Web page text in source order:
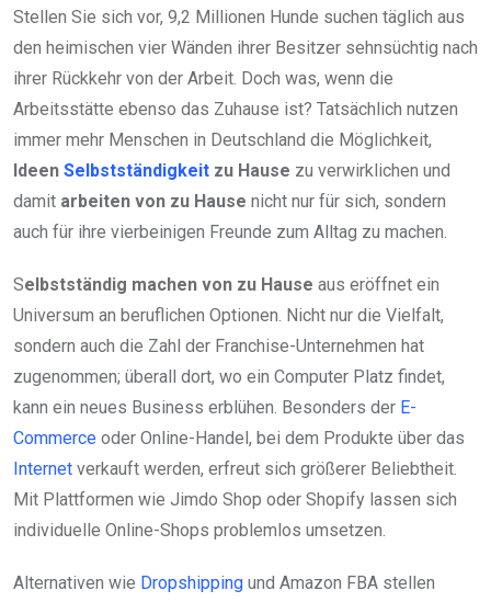
Stellen Sie sich vor, 9,2 Millionen Hunde suchen täglich aus
den heimischen vier Wänden ihrer Besitzer sehnsüchtig nach
ihrer Rückkehr von der Arbeit. Doch was, wenn die
Arbeitsstätte ebenso das Zuhause ist? Tatsächlich nutzen
immer mehr Menschen in Deutschland die Möglichkeit,
Ideen Selbstständigkeit zu Hause zu verwirklichen und
damit arbeiten von zu Hause nicht nur für sich, sondern
auch für ihre vierbeinigen Freunde zum Alltag zu machen.
Selbstständig machen von zu Hause aus eröffnet ein
Universum an beruflichen Optionen. Nicht nur die Vielfalt,
sondern auch die Zahl der Franchise-Unternehmen hat
zugenommen; überall dort, wo ein Computer Platz findet,
kann ein neues Business erblühen. Besonders der E-
Commerce oder Online-Handel, bei dem Produkte über das
Internet verkauft werden, erfreut sich größerer Beliebtheit.
Mit Plattformen wie Jimdo Shop oder Shopify lassen sich
individuelle Online-Shops problemlos umsetzen.
Alternativen wie Dropshipping und Amazon FBA stellen